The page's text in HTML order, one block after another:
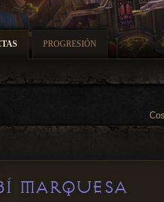
PROGRESIÓN
MARQUESA